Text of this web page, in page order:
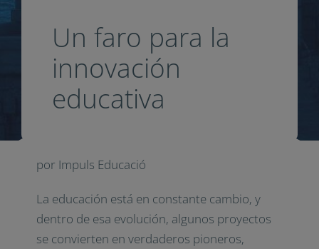
Un faro para la
innovación
educativa
por Impuls Educació
La educación está en constante cambio, y
dentro de esa evolución, algunos proyectos
se convierten en verdaderos pioneros,